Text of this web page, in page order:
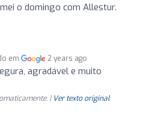
o domingo com Allestur.
em 2 years ago
agradável e muito
| Ver texto original